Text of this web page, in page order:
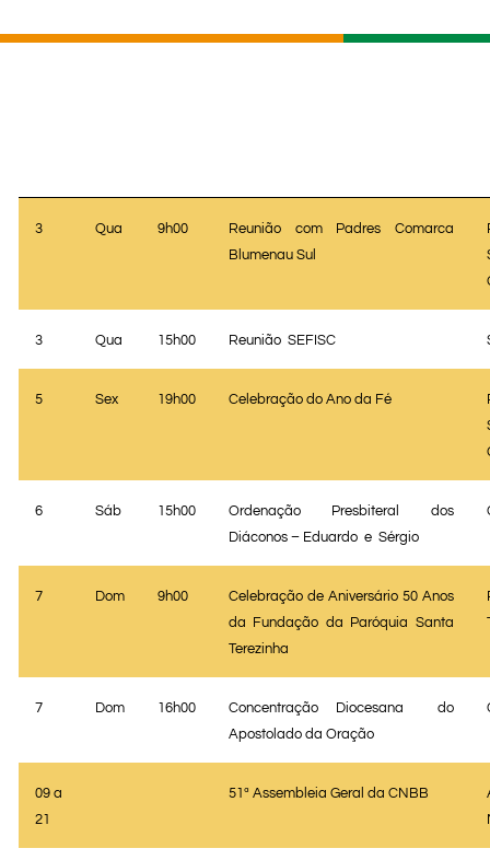
3 Qua 9h00
Reunião com Padres Comarca
Blumenau Sul
3 Qua 15h00 Reunião SEFISC
5 Sex 19h00 Celebração do Ano da Fé
6 Sáb 15h00
Ordenação Presbiteral dos
Diáconos – Eduardo e Sérgio
7 Dom 9h00
Celebração de Aniversário 50 Anos
da Fundação da Paróquia Santa
Terezinha
7 Dom 16h00 Concentração Diocesana
do
Apostolado da Oração
09 a
21
51ª Assembleia Geral da CNBB